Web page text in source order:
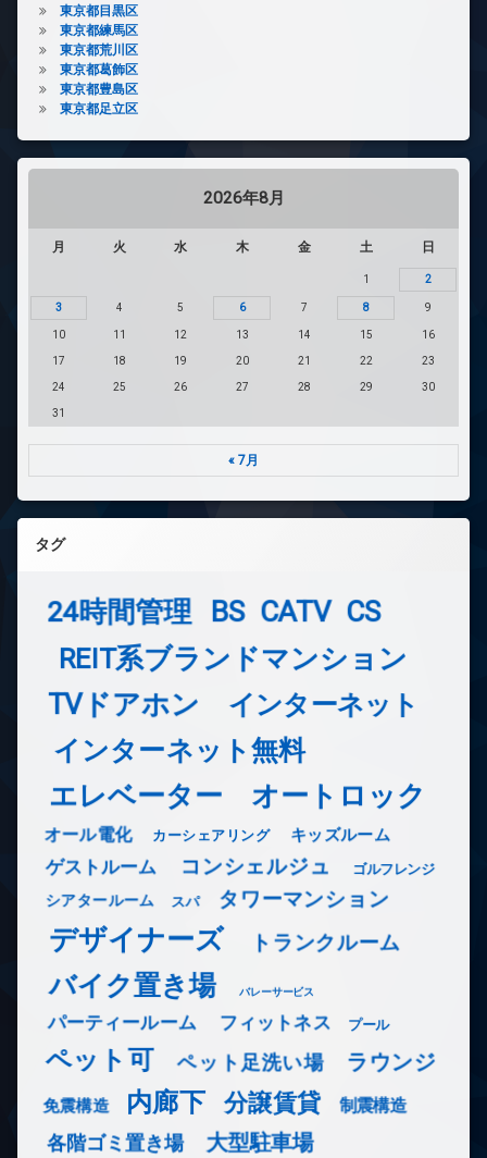
東京都目黒区
東京都練馬区
東京都荒川区
東京都葛飾区
東京都豊島区
東京都足立区
2026年8月
月 火 水 木 金 土 日
1 2
3 4 5 6 7 8 9
10 11 12 13 14 15 16
17 18 19 20 21 22 23
24 25 26 27 28 29 30
31
« 7月
タグ
24時間管理 BS CATV CS
REIT系ブランドマンション
TVドアホン インターネット
インターネット無料
エレベーター オートロック
オール電化 カーシェアリング キッズルーム
ゲストルーム コンシェルジュ ゴルフレンジ
シアタールーム スパ タワーマンション
デザイナーズ トランクルーム
バイク置き場 バレーサービス
パーティールーム フィットネス プール
ペット可 ペット足洗い場 ラウンジ
免震構造 内廊下 分譲賃貸 制震構造
各階ゴミ置き場 大型駐車場